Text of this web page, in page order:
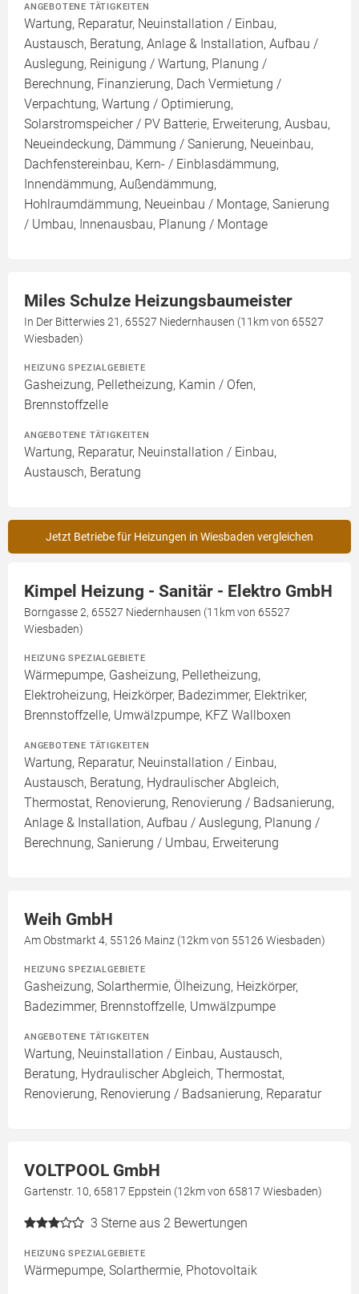
ANGEBOTENE TÄTIGKEITEN
Wartung, Reparatur, Neuinstallation / Einbau,
Austausch, Beratung, Anlage & Installation, Aufbau /
Auslegung, Reinigung / Wartung, Planung /
Berechnung, Finanzierung, Dach Vermietung /
Verpachtung, Wartung / Optimierung,
Solarstromspeicher / PV Batterie, Erweiterung, Ausbau,
Neueindeckung, Dämmung / Sanierung, Neueinbau,
Dachfenstereinbau, Kern- / Einblasdämmung,
Innendämmung, Außendämmung,
Hohlraumdämmung, Neueinbau / Montage, Sanierung
/ Umbau, Innenausbau, Planung / Montage
Miles Schulze Heizungsbaumeister
In Der Bitterwies 21, 65527 Niedernhausen (11km von 65527
Wiesbaden)
HEIZUNG SPEZIALGEBIETE
Gasheizung, Pelletheizung, Kamin / Ofen,
Brennstoffzelle
ANGEBOTENE TÄTIGKEITEN
Wartung, Reparatur, Neuinstallation / Einbau,
Austausch, Beratung
Jetzt Betriebe für Heizungen in Wiesbaden vergleichen
Kimpel Heizung - Sanitär - Elektro GmbH
Borngasse 2, 65527 Niedernhausen (11km von 65527
Wiesbaden)
HEIZUNG SPEZIALGEBIETE
Wärmepumpe, Gasheizung, Pelletheizung,
Elektroheizung, Heizkörper, Badezimmer, Elektriker,
Brennstoffzelle, Umwälzpumpe, KFZ Wallboxen
ANGEBOTENE TÄTIGKEITEN
Wartung, Reparatur, Neuinstallation / Einbau,
Austausch, Beratung, Hydraulischer Abgleich,
Thermostat, Renovierung, Renovierung / Badsanierung,
Anlage & Installation, Aufbau / Auslegung, Planung /
Berechnung, Sanierung / Umbau, Erweiterung
Weih GmbH
Am Obstmarkt 4, 55126 Mainz (12km von 55126 Wiesbaden)
HEIZUNG SPEZIALGEBIETE
Gasheizung, Solarthermie, Ölheizung, Heizkörper,
Badezimmer, Brennstoffzelle, Umwälzpumpe
ANGEBOTENE TÄTIGKEITEN
Wartung, Neuinstallation / Einbau, Austausch,
Beratung, Hydraulischer Abgleich, Thermostat,
Renovierung, Renovierung / Badsanierung, Reparatur
VOLTPOOL GmbH
Gartenstr. 10, 65817 Eppstein (12km von 65817 Wiesbaden)
3 Sterne aus 2 Bewertungen
HEIZUNG SPEZIALGEBIETE
Wärmepumpe, Solarthermie, Photovoltaik